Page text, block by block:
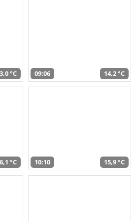
°C 09:06 14,2 °C
°C 10:10 15,9 °C